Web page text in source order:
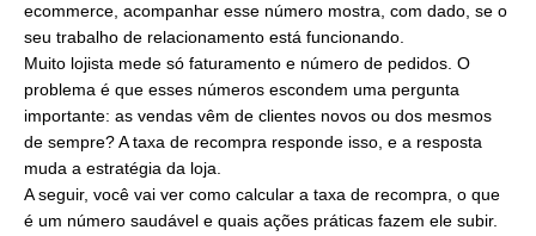
ecommerce, acompanhar esse número mostra, com dado, se o
seu trabalho de relacionamento está funcionando.
Muito lojista mede só faturamento e número de pedidos. O
problema é que esses números escondem uma pergunta
importante: as vendas vêm de clientes novos ou dos mesmos
de sempre? A taxa de recompra responde isso, e a resposta
muda a estratégia da loja.
A seguir, você vai ver como calcular a taxa de recompra, o que
é um número saudável e quais ações práticas fazem ele subir.